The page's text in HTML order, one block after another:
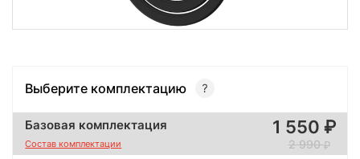
Выберите комплектацию
Базовая комплектация
Состав комплектации
1 550
2 990